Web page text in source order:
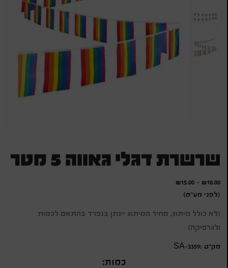
שרשרת דגלי גאווה 5 מטר
₪18.00
-
₪15.00
(לפני מע"מ)
(לא כולל מיתוג, מחיר המיתוג יינתן בנפרד בהתאם לכמות
ולגרפיקה)
מק״ט :SA-3359
כמות: